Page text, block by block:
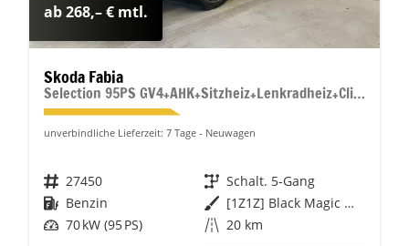
ab 268,– € mtl.
Skoda Fabia
Selection 95PS GV4+AHK+Sitzheiz+Lenkradheiz+Climatronic+Tempomat+PDC
unverbindliche Lieferzeit: 7 Tage Neuwagen
Fahrzeugnr. 27450 Getriebe Schalt. 5-Gang
Kraftstoff Benzin Außenfarbe
[1Z1Z] Black Magic Metallic
Leistung 70 kW (95 PS) Kilometerstand 20 km